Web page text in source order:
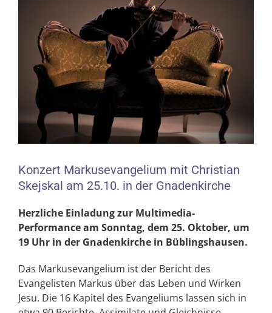
Konzert Markusevangelium mit Christian
Skejskal am 25.10. in der Gnadenkirche
Herzliche Einladung zur Multimedia-
Performance am Sonntag, dem 25. Oktober, um
19 Uhr in der Gnadenkirche in Büblingshausen.
Das Markusevangelium ist der Bericht des
Evangelisten Markus über das Leben und Wirken
Jesu. Die 16 Kapitel des Evangeliums lassen sich in